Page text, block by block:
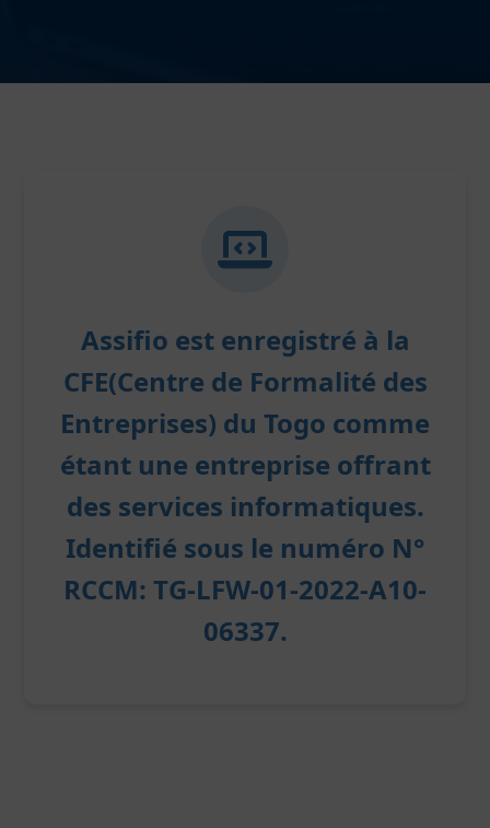
Assifio est enregistré à la
CFE(Centre de Formalité des
Entreprises) du Togo comme
étant une entreprise offrant
des services informatiques.
Identifié sous le numéro N°
RCCM: TG-LFW-01-2022-A10-
06337.